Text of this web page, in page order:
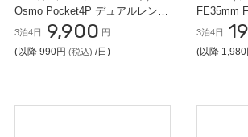
Osmo Pocket4P デュアルレンズ
スタンダードコンボ VLOG カメ
3泊4日 9,900 円
(以降 990円 (税込) /日)
FE35mm
ートレー
3泊4日
(以降 1,980